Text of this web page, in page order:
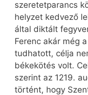
szeretetparancs
helyzet kedvező
által diktált
Ferenc akár még
tudhatott, célja
békekötés volt.
szerint az 1219.
történt, hogy